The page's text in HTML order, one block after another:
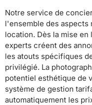
Notre service de
l'ensemble des aspects
location. Dès la mise
experts créent des
les atouts spécifiques
privilégié. La
potentiel esthétique de
système de gestion
automatiquement les